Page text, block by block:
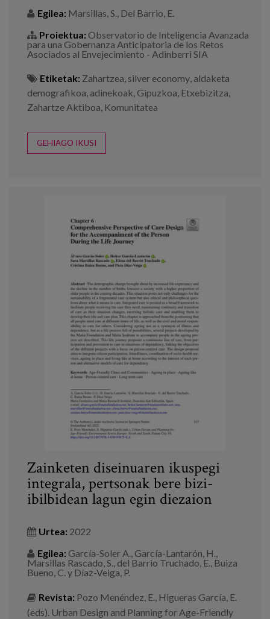
Egilea: Marsillas, S., Del Barrio, E.
Proiektua: Observatorio de Inteligencia Avanzada
para una Gobernanza Anticipatoria de los Retos
Asociados al Envejecimiento - Adinberri SIA
Etiketak: Zahartzea, silver economy, aldaketa
demografikoa, adinekoak, Gipuzkoa, Etxebizitza,
Zahartze Aktiboa, Komunitatea
GEHIAGO IKUSI
Zainketen diseinuaren ikuspegi
integrala, pertsonak bere bizi-
ibilbidean lagun egin diezaion
Urtea: 2022
Egilea: García-Soler A., García-Lantarón, H.,
Marsillas Rascado, S., del Barrio Truchado, E., Buiza
Bueno, C. y Díaz-Veiga, P.
Revista: Pozo Menéndez, E., Higueras García, E.
(eds). Urban Design and Planning for Age-Friendly